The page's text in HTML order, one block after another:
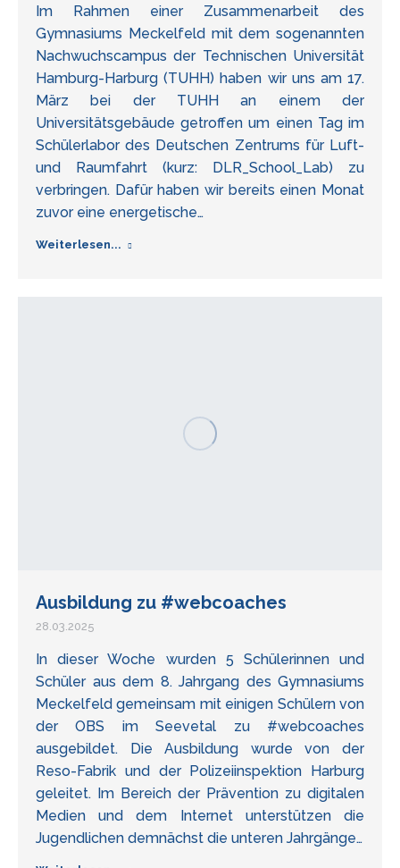
Im Rahmen einer Zusammenarbeit des
Gymnasiums Meckelfeld mit dem sogenannten
Nachwuchscampus der Technischen Universität
Hamburg-Harburg (TUHH) haben wir uns am 17.
März bei der TUHH an einem der
Universitätsgebäude getroffen um einen Tag im
Schülerlabor des Deutschen Zentrums für Luft-
und Raumfahrt (kurz: DLR_School_Lab) zu
verbringen. Dafür haben wir bereits einen Monat
zuvor eine energetische…
Weiterlesen...
Ausbildung zu #webcoaches
28.03.2025
In dieser Woche wurden 5 Schülerinnen und
Schüler aus dem 8. Jahrgang des Gymnasiums
Meckelfeld gemeinsam mit einigen Schülern von
der OBS im Seevetal zu #webcoaches
ausgebildet. Die Ausbildung wurde von der
Reso-Fabrik und der Polizeiinspektion Harburg
geleitet. Im Bereich der Prävention zu digitalen
Medien und dem Internet unterstützen die
Jugendlichen demnächst die unteren Jahrgänge…